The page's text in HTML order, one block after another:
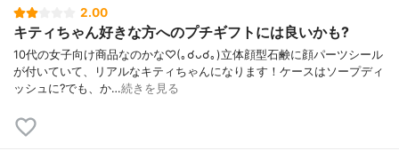
2.00
キティちゃん好きな方へのプチギフトには良いかも?
10代の女子向け商品なのかな♡(｡☌ᴗ☌｡)立体顔型石鹸に顔パーツシール
が付いていて、リアルなキティちゃんになります！ケースはソープディ
ッシュに?でも、か…続きを見る